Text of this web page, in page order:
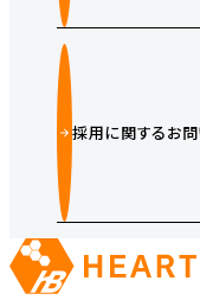
採用に関するお